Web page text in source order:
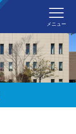
みた
メニュー